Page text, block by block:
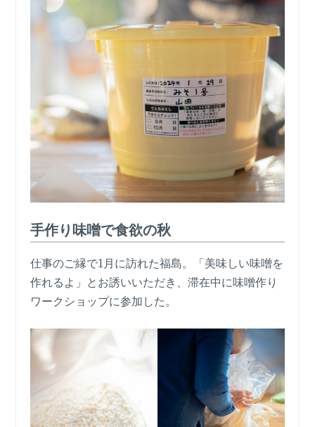
手作り味噌で食欲の秋
仕事のご縁で1月に訪れた福島。「美味しい味噌を
作れるよ」とお誘いいただき、滞在中に味噌作り
ワークショップに参加した。